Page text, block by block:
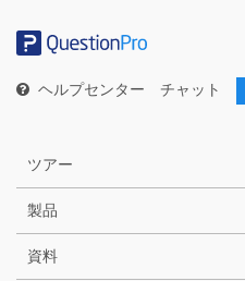
ー
ヘルプセンター チャット
ツアー
製品
資料